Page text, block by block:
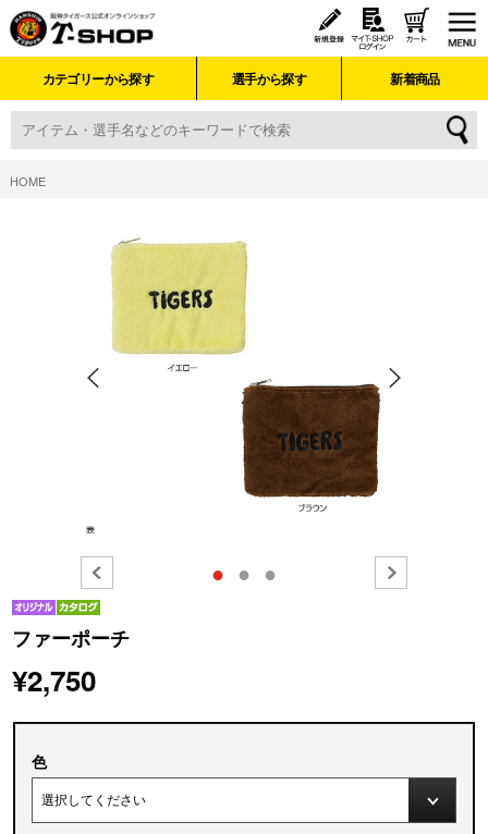
カテゴリーから探す 選手から探す 新着商品
HOME
● ● ●
ファーポーチ
¥2,750
色